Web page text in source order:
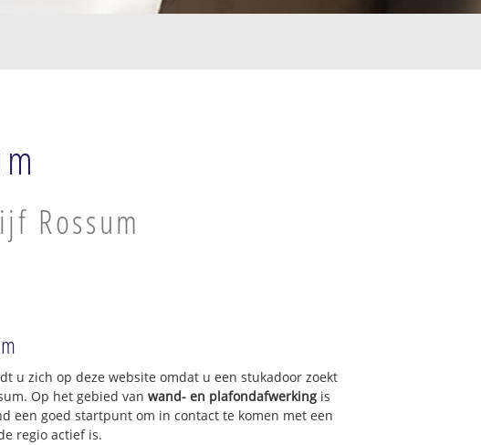
Rossum
u zich op deze website omdat u een stukadoor zoekt
Op het gebied van wand- en plafondafwerking is
een goed startpunt om in contact te komen met een
regio actief is.